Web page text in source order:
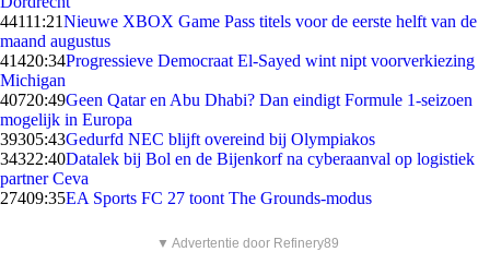
44111:21Nieuwe XBOX Game Pass titels voor de eerste helft van de
maand augustus
41420:34Progressieve Democraat El-Sayed wint nipt voorverkiezing
Michigan
40720:49Geen Qatar en Abu Dhabi? Dan eindigt Formule 1-seizoen
mogelijk in Europa
39305:43Gedurfd NEC blijft overeind bij Olympiakos
34322:40Datalek bij Bol en de Bijenkorf na cyberaanval op logistiek
partner Ceva
27409:35EA Sports FC 27 toont The Grounds-modus
▼ Advertentie door Refinery89